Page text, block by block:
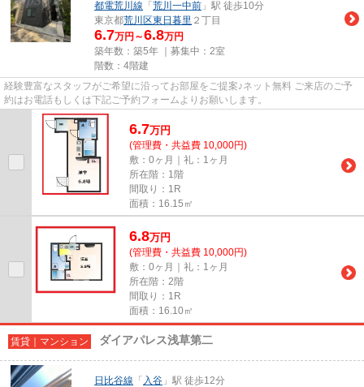
都電荒川線 「 荒川一中前 」駅 徒歩10分
東京都荒川区東日暮里 ２丁目
6.7万円～6.8万円
築年数：築5年 ｜募集中： 2室
階数：4階建
経験豊富なスタッフがご希望に沿ってお部屋をご提案♪ネット無料 ご来店のご予
約はお電話もしくは下記ご予約フォームよりお願いします。
6.7万円
(管理費・共益費 10,000円)
敷：0ヶ月｜礼：1ヶ月
所在階：1階
間取り：1R
面積：16.15㎡
6.8万円
(管理費・共益費 10,000円)
敷：0ヶ月｜礼：1ヶ月
所在階：2階
間取り：1R
面積：16.10㎡
賃貸｜マンション ダイアパレス浅草第二
日比谷線 「 入谷 」駅 徒歩12分